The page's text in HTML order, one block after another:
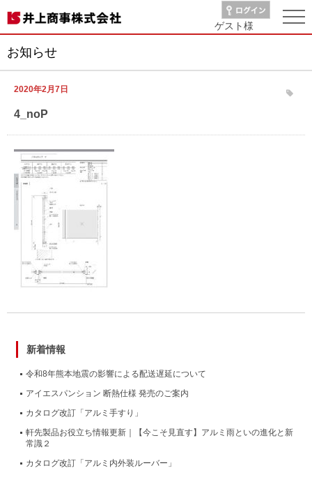
ゲスト様
お知らせ
2020年2月7日
4_noP
新着情報
令和8年熊本地震の影響による配送遅延について
アイエスパンション 断熱仕様 発売のご案内
カタログ改訂「アルミ手すり」
軒先製品お役立ち情報更新｜【今こそ見直す】アルミ雨といの進化と新
常識２
カタログ改訂「アルミ内外装ルーバー」